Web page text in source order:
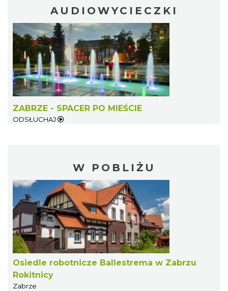
AUDIOWYCIECZKI
ZABRZE - SPACER PO MIEŚCIE
ODSŁUCHAJ
W POBLIŻU
Osiedle robotnicze Ballestrema w Zabrzu
Rokitnicy
Zabrze